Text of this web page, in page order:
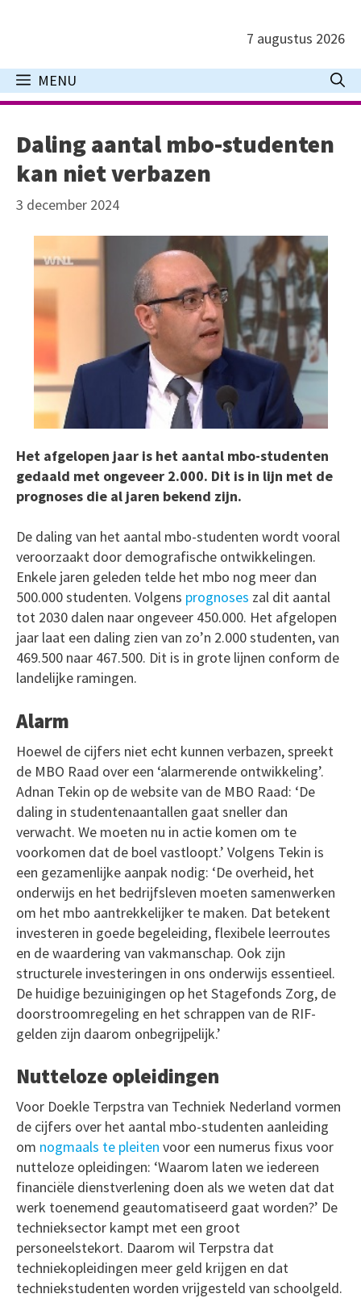
inhoud
7 augustus 2026
MENU
Daling aantal mbo-studenten
kan niet verbazen
3 december 2024
Het afgelopen jaar is het aantal mbo-studenten
gedaald met ongeveer 2.000. Dit is in lijn met de
prognoses die al jaren bekend zijn.
De daling van het aantal mbo-studenten wordt vooral
veroorzaakt door demografische ontwikkelingen.
Enkele jaren geleden telde het mbo nog meer dan
500.000 studenten. Volgens prognoses zal dit aantal
tot 2030 dalen naar ongeveer 450.000. Het afgelopen
jaar laat een daling zien van zo’n 2.000 studenten, van
469.500 naar 467.500. Dit is in grote lijnen conform de
landelijke ramingen.
Alarm
Hoewel de cijfers niet echt kunnen verbazen, spreekt
de MBO Raad over een ‘alarmerende ontwikkeling’.
Adnan Tekin op de website van de MBO Raad: ‘De
daling in studentenaantallen gaat sneller dan
verwacht. We moeten nu in actie komen om te
voorkomen dat de boel vastloopt.’ Volgens Tekin is
een gezamenlijke aanpak nodig: ‘De overheid, het
onderwijs en het bedrijfsleven moeten samenwerken
om het mbo aantrekkelijker te maken. Dat betekent
investeren in goede begeleiding, flexibele leerroutes
en de waardering van vakmanschap. Ook zijn
structurele investeringen in ons onderwijs essentieel.
De huidige bezuinigingen op het Stagefonds Zorg, de
doorstroomregeling en het schrappen van de RIF-
gelden zijn daarom onbegrijpelijk.’
Nutteloze opleidingen
Voor Doekle Terpstra van Techniek Nederland vormen
de cijfers over het aantal mbo-studenten aanleiding
om nogmaals te pleiten voor een numerus fixus voor
nutteloze opleidingen: ‘Waarom laten we iedereen
financiële dienstverlening doen als we weten dat dat
werk toenemend geautomatiseerd gaat worden?’ De
technieksector kampt met een groot
personeelstekort. Daarom wil Terpstra dat
techniekopleidingen meer geld krijgen en dat
techniekstudenten worden vrijgesteld van schoolgeld.